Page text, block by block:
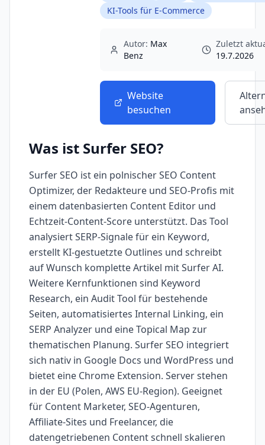
KI-Tools für E-Commerce
Autor: Max
Benz
Zuletzt
19.7.2026
Website
besuchen
Was ist Surfer SEO?
Surfer SEO ist ein polnischer SEO Content
Optimizer, der Redakteure und SEO-Profis mit
einem datenbasierten Content Editor und
Echtzeit-Content-Score unterstützt. Das Tool
analysiert SERP-Signale für ein Keyword,
erstellt KI-gestuetzte Outlines und schreibt
auf Wunsch komplette Artikel mit Surfer AI.
Weitere Kernfunktionen sind Keyword
Research, ein Audit Tool für bestehende
Seiten, automatisiertes Internal Linking, ein
SERP Analyzer und eine Topical Map zur
thematischen Planung. Surfer SEO integriert
sich nativ in Google Docs und WordPress und
bietet eine Chrome Extension. Server stehen
in der EU (Polen, AWS EU-Region). Geeignet
für Content Marketer, SEO-Agenturen,
Affiliate-Sites und Freelancer, die
datengetriebenen Content schnell skalieren